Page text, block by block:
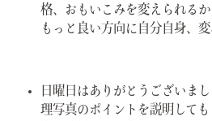
格、おもいこみを変えられるか
もっと良い方向に自分自身、変
日曜日はありがとうございま
理写真のポイントを説明して